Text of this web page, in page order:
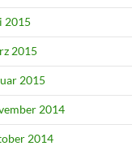
2015
2015
2015
2014
2014